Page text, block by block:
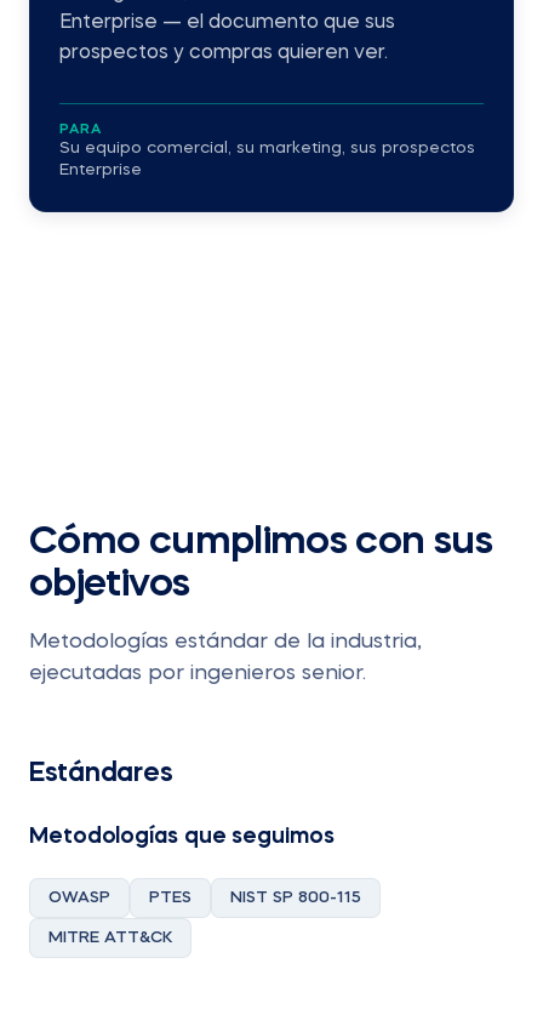
Enterprise — el documento que sus
prospectos y compras quieren ver.
PARA
Su equipo comercial, su marketing, sus prospectos
Enterprise
Cómo cumplimos con sus
objetivos
Metodologías estándar de la industria,
ejecutadas por ingenieros senior.
Estándares
Metodologías que seguimos
OWASP PTES NIST SP 800-115
MITRE ATT&CK